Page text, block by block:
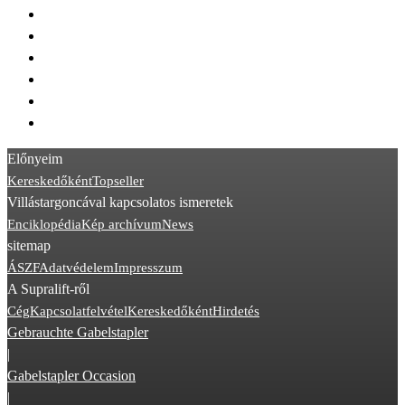
Előnyeim
KereskedőkéntTopseller
Villástargoncával kapcsolatos ismeretek
EnciklopédiaKép archívumNews
sitemap
ÁSZFAdatvédelemImpresszum
A Supralift-ről
CégKapcsolatfelvételKereskedőkéntHirdetés
Gebrauchte Gabelstapler
|
Gabelstapler Occasion
|